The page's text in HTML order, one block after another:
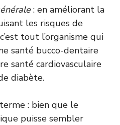
: en améliorant la
les risques de
tout l’organisme qui
santé bucco-dentaire
santé cardiovasculaire
diabète.
: bien que le
puisse sembler